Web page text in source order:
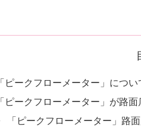
「ピークフローメーター」につ
「ピークフローメーター」が路
「ピークフローメーター」路